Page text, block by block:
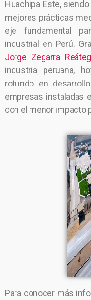
Huachipa Este,
mejores prácticas
eje fundamental
industrial en Perú.
Jorge Zegarra
industria peruana,
rotundo en
empresas instaladas
con el menor impacto
Para conocer más